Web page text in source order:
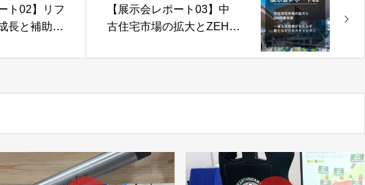
ト02】リフ
長と補助金
つながる最
【展示会レポート03】中
古住宅市場の拡大とZEH改
らす新たなビジネスチャン